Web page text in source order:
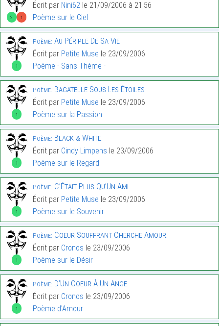
2 1
Écrit par Nini62 le 21/09/2006 à 21:56
Poème sur le Ciel
1
Poème: Au Périple De Sa Vie
Écrit par Petite Muse le 23/09/2006
Poème - Sans Thème -
1
Poème: Bagatelle Sous Les Étoiles
Écrit par Petite Muse le 23/09/2006
Poème sur la Passion
1
Poème: Black & White.
Écrit par Cindy Limpens le 23/09/2006
Poème sur le Regard
1
Poème: C’Était Plus Qu’Un Ami
Écrit par Petite Muse le 23/09/2006
Poème sur le Souvenir
1
Poème: Coeur Souffrant Cherche Amour.
Écrit par Cronos le 23/09/2006
Poème sur le Désir
1
Poème: D’Un Coeur À Un Ange.
Écrit par Cronos le 23/09/2006
Poème d'Amour